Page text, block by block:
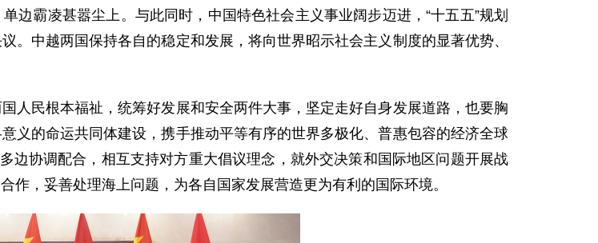
边霸凌甚嚣尘上。与此同时，中国特色社会主义事业阔步迈进，“十五五”规划
。中越两国保持各自的稳定和发展，将向世界昭示社会主义制度的显著优势、
人民根本福祉，统筹好发展和安全两件大事，坚定走好自身发展道路，也要胸
义的命运共同体建设，携手推动平等有序的世界多极化、普惠包容的经济全球
边协调配合，相互支持对方重大倡议理念，就外交决策和国际地区问题开展战
，妥善处理海上问题，为各自国家发展营造更为有利的国际环境。